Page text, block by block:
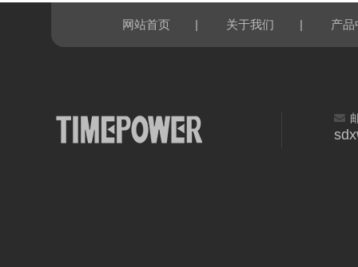
网站首页 | 关于我们 | 产品